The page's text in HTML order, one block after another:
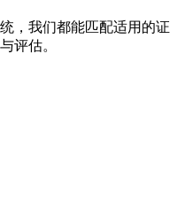
，我们都能匹配适用的证
评估。